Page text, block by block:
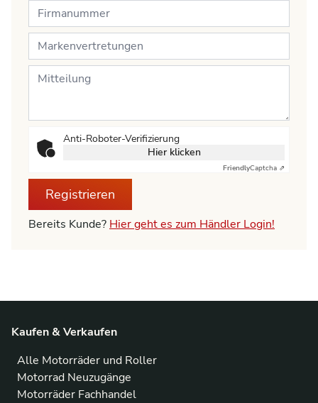
Anti-Roboter-Verifizierung
Hier klicken
FriendlyCaptcha ⇗
Registrieren
Bereits Kunde? Hier geht es zum Händler Login!
Kaufen & Verkaufen
Alle Motorräder und Roller
Motorrad Neuzugänge
Motorräder Fachhandel